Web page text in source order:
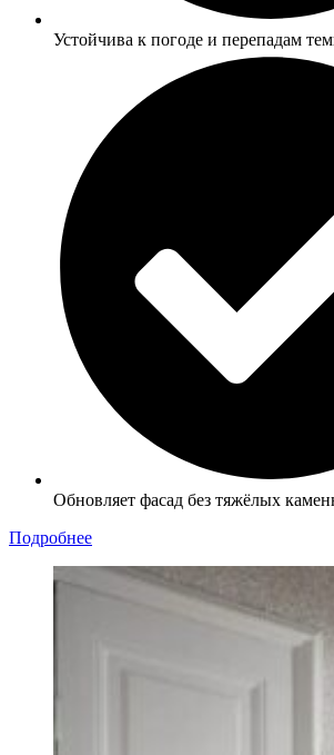
Устойчива к погоде и перепадам
Обновляет фасад без тяжёлых
Подробнее